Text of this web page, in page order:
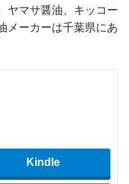
ヤマサ醤油、キッコー
メーカーは千葉県にあ
Kindle